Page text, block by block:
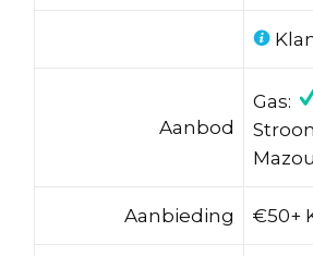
Aanbod
Gas:
Aanbieding €50+